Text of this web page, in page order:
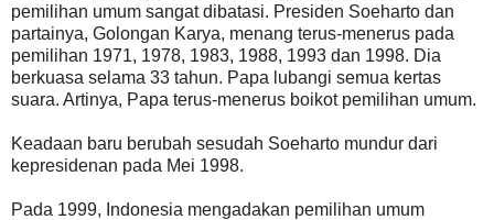
pemilihan umum sangat dibatasi. Presiden Soeharto dan
partainya, Golongan Karya, menang terus-menerus pada
pemilihan 1971, 1978, 1983, 1988, 1993 dan 1998. Dia
berkuasa selama 33 tahun. Papa lubangi semua kertas
suara. Artinya, Papa terus-menerus boikot pemilihan umum.
Keadaan baru berubah sesudah Soeharto mundur dari
kepresidenan pada Mei 1998.
Pada 1999, Indonesia mengadakan pemilihan umum